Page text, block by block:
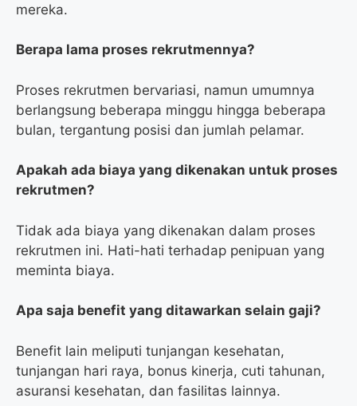
mereka.
Berapa lama proses rekrutmennya?
Proses rekrutmen bervariasi, namun umumnya
berlangsung beberapa minggu hingga beberapa
bulan, tergantung posisi dan jumlah pelamar.
Apakah ada biaya yang dikenakan untuk proses
rekrutmen?
Tidak ada biaya yang dikenakan dalam proses
rekrutmen ini. Hati-hati terhadap penipuan yang
meminta biaya.
Apa saja benefit yang ditawarkan selain gaji?
Benefit lain meliputi tunjangan kesehatan,
tunjangan hari raya, bonus kinerja, cuti tahunan,
asuransi kesehatan, dan fasilitas lainnya.